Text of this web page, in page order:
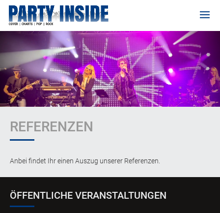
REFERENZEN
Anbei findet Ihr einen Auszug unserer Referenzen.
ÖFFENTLICHE VERANSTALTUNGEN